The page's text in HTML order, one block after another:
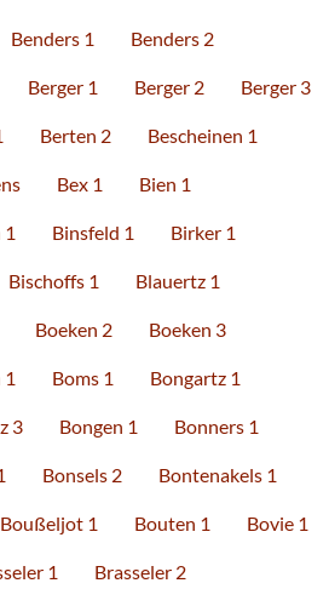
Benders 1 Benders 2
Berger 1 Berger 2 Berger 3
Berten 2 Bescheinen 1
Bex 1 Bien 1
1 Binsfeld 1 Birker 1
Bischoffs 1 Blauertz 1
Boeken 2 Boeken 3
Boms 1 Bongartz 1
3 Bongen 1 Bonners 1
Bonsels 2 Bontenakels 1
Boußeljot 1 Bouten 1 Bovie 1
1 Brasseler 2